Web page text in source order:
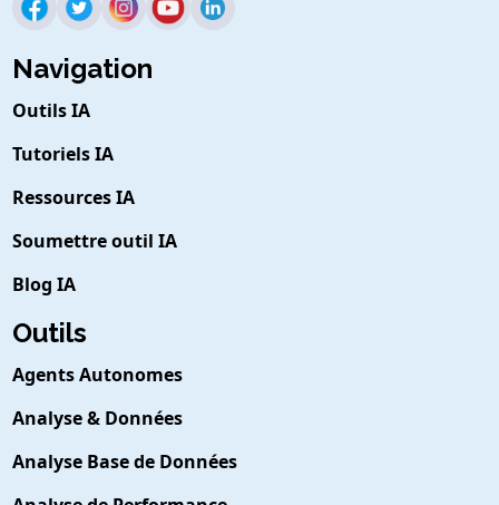
Navigation
Outils IA
Tutoriels IA
Ressources IA
Soumettre outil IA
Blog IA
Outils
Agents Autonomes
Analyse & Données
Analyse Base de Données